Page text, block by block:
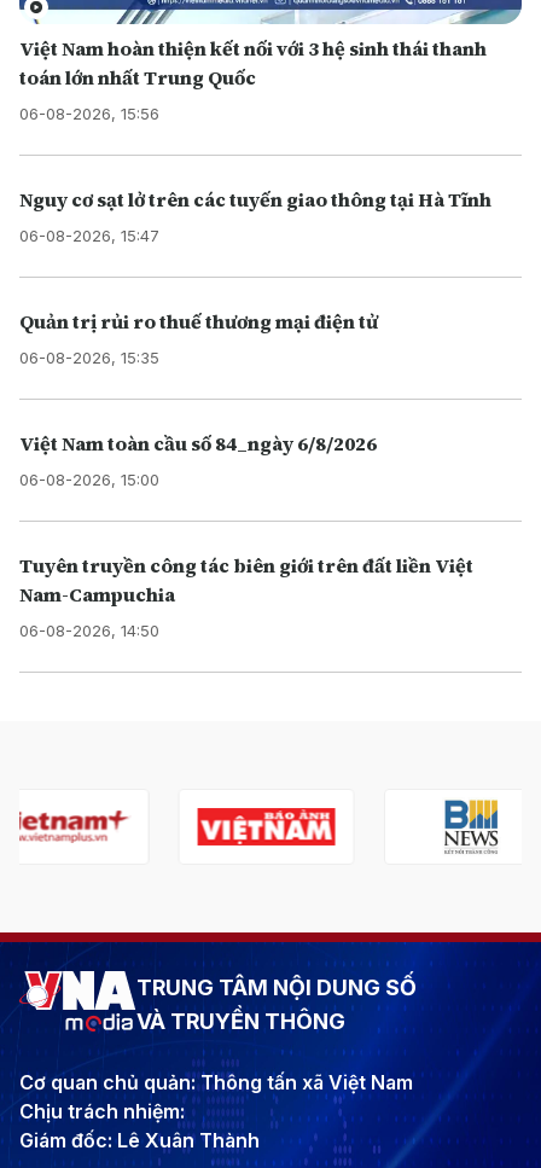
Việt Nam hoàn thiện kết nối với 3 hệ sinh thái thanh
toán lớn nhất Trung Quốc
06-08-2026, 15:56
Nguy cơ sạt lở trên các tuyến giao thông tại Hà Tĩnh
06-08-2026, 15:47
Quản trị rủi ro thuế thương mại điện tử
06-08-2026, 15:35
Việt Nam toàn cầu số 84_ngày 6/8/2026
06-08-2026, 15:00
Tuyên truyền công tác biên giới trên đất liền Việt
Nam-Campuchia
06-08-2026, 14:50
TRUNG TÂM NỘI DUNG SỐ
VÀ TRUYỀN THÔNG
Cơ quan chủ quản: Thông tấn xã Việt Nam
Chịu trách nhiệm:
Giám đốc: Lê Xuân Thành